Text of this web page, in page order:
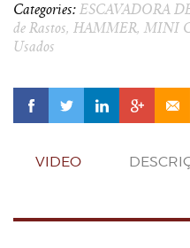
Categories: ESCAVADORA
de Rastos, HAMMER,MINI
Usados
VIDEO